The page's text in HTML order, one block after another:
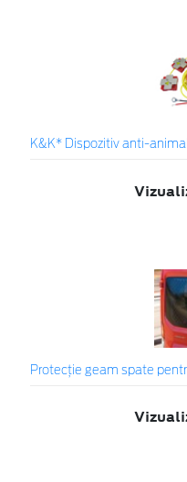
K&K* Dispozitiv anti-
Protecţie geam spate